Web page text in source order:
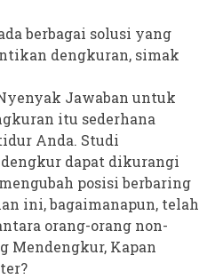
berbagai solusi yang
dengkuran, simak
Jawaban untuk
itu sederhana
Anda. Studi
dapat dikurangi
posisi berbaring
ini, bagaimanapun, telah
orang-orang non-
Mendengkur, Kapan